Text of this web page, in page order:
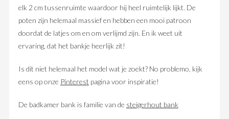
elk 2 cm tussenruimte waardoor hij heel ruimtelijk lijkt. De
poten zijn helemaal massief en hebben een mooi patroon
doordat de latjes om en om verlijmd zijn. En ik weet uit
ervaring, dat het bankje heerlijk zit!
Is dit niet helemaal het model wat je zoekt? No problemo, kijk
eens op onze Pinterest pagina voor inspiratie!
De badkamer bank is familie van de steigerhout bank